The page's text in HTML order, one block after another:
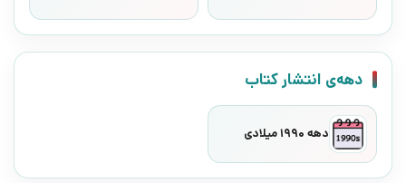
دهه‌ی انتشار کتاب
دهه 1990 میلادی